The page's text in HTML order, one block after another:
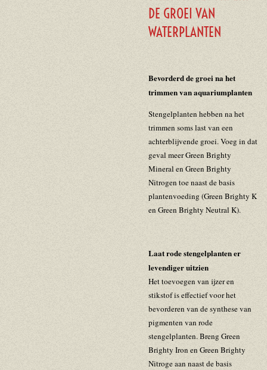
DE GROEI VAN
WATERPLANTEN
Bevorderd de groei na het
trimmen van aquariumplanten
Stengelplanten hebben na het
trimmen soms last van een
achterblijvende groei. Voeg in dat
geval meer Green Brighty
Mineral en Green Brighty
Nitrogen toe naast de basis
plantenvoeding (Green Brighty K
en Green Brighty Neutral K).
Laat rode stengelplanten er
levendiger uitzien
Het toevoegen van ijzer en
stikstof is effectief voor het
bevorderen van de synthese van
pigmenten van rode
stengelplanten. Breng Green
Brighty Iron en Green Brighty
Nitroge aan naast de basis